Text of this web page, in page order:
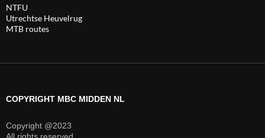
NTFU
Utrechtse Heuvelrug
MTB routes
COPYRIGHT MBC MIDDEN NL
Copyright @2023